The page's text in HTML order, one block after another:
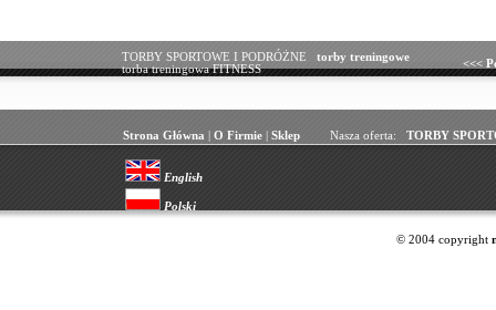
TORBY SPORTOWE I PODRÓŻNE
torby treningowe
torba treningowa FITNESS
<<<
Strona Główna O Firmie Sklep Nasza oferta: TORBY
English
Polski
© 2004 copyright